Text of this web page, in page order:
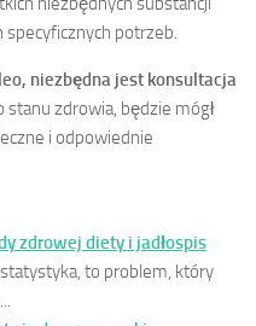
specyficznych potrzeb.
niezbędna jest konsultacja
stanu zdrowia, będzie mógł
i odpowiednie
zdrowej diety i jadłospis
to problem, który